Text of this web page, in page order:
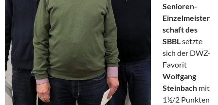
Senioren-
Einzelmeister
schaft des
SBBLsetzte
sich der DWZ-
Favorit
Wolfgang
Steinbach mit
1½/2 Punkten